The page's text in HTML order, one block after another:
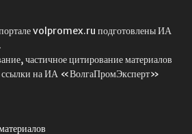
volpromex.ru подготовлены ИА
частичное цитирование материалов
ссылки на ИА «ВолгаПромЭксперт»